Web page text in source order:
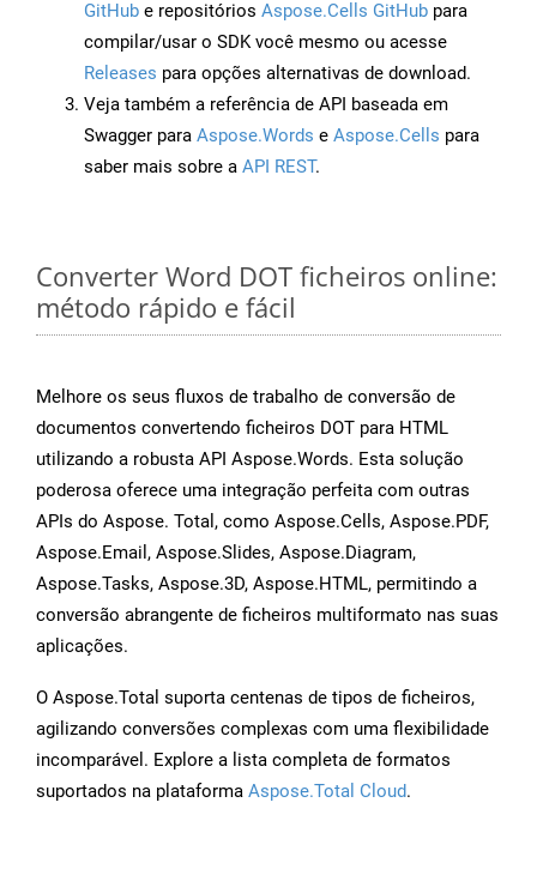
GitHub e repositórios Aspose.Cells GitHub para
compilar/usar o SDK você mesmo ou acesse
Releases para opções alternativas de download.
Veja também a referência de API baseada em
Swagger para Aspose.Words e Aspose.Cells para
saber mais sobre a API REST.
Converter Word DOT ficheiros online:
método rápido e fácil
Melhore os seus fluxos de trabalho de conversão de
documentos convertendo ficheiros DOT para HTML
utilizando a robusta API Aspose.Words. Esta solução
poderosa oferece uma integração perfeita com outras
APIs do Aspose. Total, como Aspose.Cells, Aspose.PDF,
Aspose.Email, Aspose.Slides, Aspose.Diagram,
Aspose.Tasks, Aspose.3D, Aspose.HTML, permitindo a
conversão abrangente de ficheiros multiformato nas suas
aplicações.
O Aspose.Total suporta centenas de tipos de ficheiros,
agilizando conversões complexas com uma flexibilidade
incomparável. Explore a lista completa de formatos
suportados na plataforma Aspose.Total Cloud.